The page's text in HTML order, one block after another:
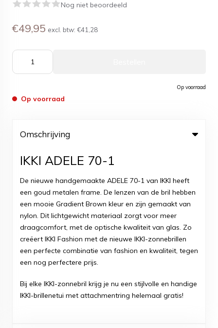
Nog niet beoordeeld
€49,95 excl. btw: €41,28
Op voorraad
Op voorraad
Omschrijving
IKKI ADELE 70-1
De nieuwe handgemaakte ADELE 70-1 van IKKI heeft
een goud metalen frame. De lenzen van de bril hebben
een mooie Gradient Brown kleur en zijn gemaakt van
nylon. Dit lichtgewicht materiaal zorgt voor meer
draagcomfort, met de optische kwaliteit van glas. Zo
creëert IKKI Fashion met de nieuwe IKKI-zonnebrillen
een perfecte combinatie van fashion en kwaliteit, tegen
een nog perfectere prijs.
Bij elke IKKI-zonnebril krijg je nu een stijlvolle en handige
IKKI-brillenetui met attachmentring helemaal gratis!